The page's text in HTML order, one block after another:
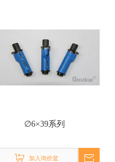
∅6×39系列
加入询价篮